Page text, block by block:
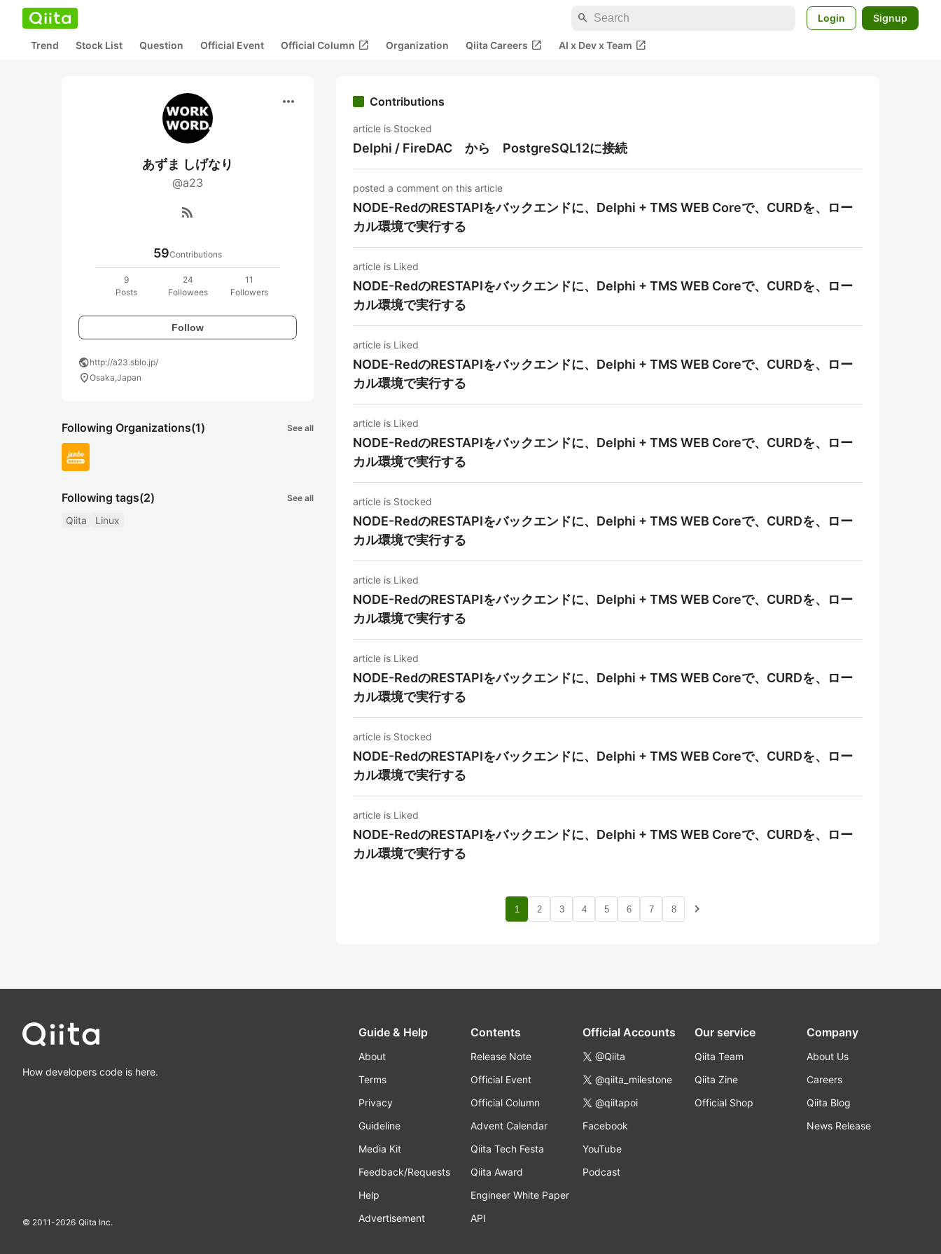
search Login Signup
Trend Stock List Question Official Event Official Column open_in_new Organization Qiita Careers open_in_new AI x Dev x Team open_in_new
more_horiz
あずま しげなり
@a23
rss_feed
59Contributions
9
Posts
24
Followees
11
Followers
Follow
publichttp://a23.sblo.jp/
location_onOsaka,Japan
Following Organizations(1) See all
Following tags(2) See all
Qiita Linux
Contributions
article is Stocked
Delphi / FireDAC から PostgreSQL12に接続
posted a comment on this article
NODE-RedのRESTAPIをバックエンドに、Delphi + TMS WEB Coreで、CURDを、ロー
カル環境で実行する
article is Liked
NODE-RedのRESTAPIをバックエンドに、Delphi + TMS WEB Coreで、CURDを、ロー
カル環境で実行する
article is Liked
NODE-RedのRESTAPIをバックエンドに、Delphi + TMS WEB Coreで、CURDを、ロー
カル環境で実行する
article is Liked
NODE-RedのRESTAPIをバックエンドに、Delphi + TMS WEB Coreで、CURDを、ロー
カル環境で実行する
article is Stocked
NODE-RedのRESTAPIをバックエンドに、Delphi + TMS WEB Coreで、CURDを、ロー
カル環境で実行する
article is Liked
NODE-RedのRESTAPIをバックエンドに、Delphi + TMS WEB Coreで、CURDを、ロー
カル環境で実行する
article is Liked
NODE-RedのRESTAPIをバックエンドに、Delphi + TMS WEB Coreで、CURDを、ロー
カル環境で実行する
article is Stocked
NODE-RedのRESTAPIをバックエンドに、Delphi + TMS WEB Coreで、CURDを、ロー
カル環境で実行する
article is Liked
NODE-RedのRESTAPIをバックエンドに、Delphi + TMS WEB Coreで、CURDを、ロー
カル環境で実行する
1 2 3 4 5 6 7 8 navigate_next
How developers code is here.
© 2011-2026 Qiita Inc.
Guide & Help
About
Terms
Privacy
Guideline
Media Kit
Feedback/Requests
Help
Advertisement
Contents
Release Note
Official Event
Official Column
Advent Calendar
Qiita Tech Festa
Qiita Award
Engineer White Paper
API
Official Accounts
@Qiita
@qiita_milestone
@qiitapoi
Facebook
YouTube
Podcast
Our service
Qiita Team
Qiita Zine
Official Shop
Company
About Us
Careers
Qiita Blog
News Release